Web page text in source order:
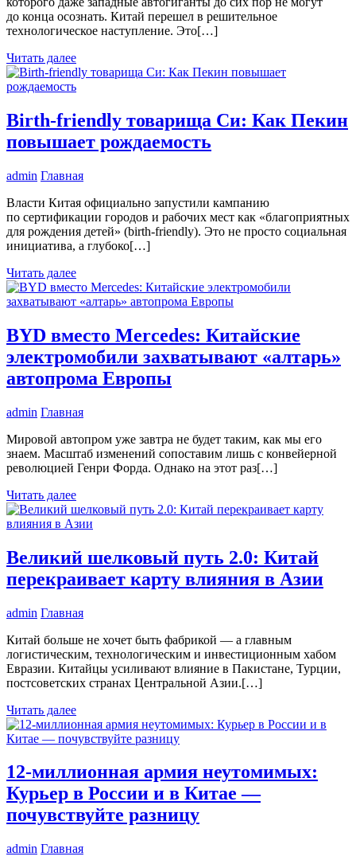
до конца осознать. Китай перешел в решительное
технологическое наступление. Это[…]
Читать далее
Birth-friendly товарища Си: Как Пекин
повышает рождаемость
admin Главная
Власти Китая официально запустили кампанию
по сертификации городов и рабочих мест как «благоприятных
для рождения детей» (birth-friendly). Это не просто социальная
инициатива, а глубоко[…]
Читать далее
BYD вместо Mercedes: Китайские
электромобили захватывают «алтарь»
автопрома Европы
admin Главная
Мировой автопром уже завтра не будет таким, как мы его
знаем. Масштаб изменений сопоставим лишь с конвейерной
революцией Генри Форда. Однако на этот раз[…]
Читать далее
Великий шелковый путь 2.0: Китай
перекраивает карту влияния в Азии
admin Главная
Китай больше не хочет быть фабрикой — а главным
логистическим, технологическим и инвестиционным хабом
Евразии. Китайцы усиливают влияние в Пакистане, Турции,
постсоветских странах Центральной Азии.[…]
Читать далее
12-миллионная армия неутомимых:
Курьер в России и в Китае —
почувствуйте разницу
admin Главная